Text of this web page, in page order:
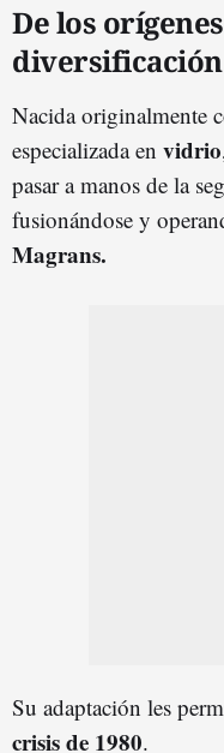
De los
diversificación
Nacida originalmente
especializada en vidrio
pasar a manos de la
fusionándose y
Magrans.
Su adaptación les
crisis de 1980.